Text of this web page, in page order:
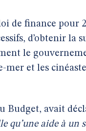
de finance pour
d’obtenir la
le
mer et les
Budget, avait
qu’une aide à un